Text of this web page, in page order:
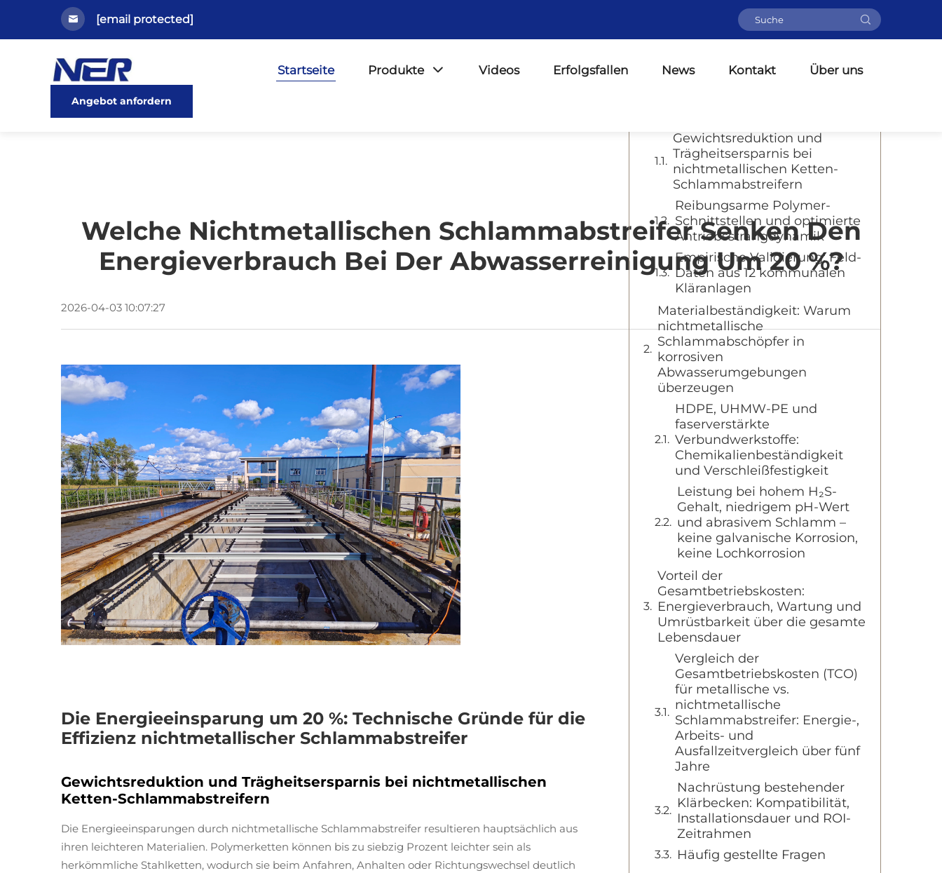
[email protected]
Startseite Produkte Videos Erfolgsfallen News Kontakt Über uns
Angebot anfordern
Welche Nichtmetallischen Schlammabstreifer Senken Den
Energieverbrauch Bei Der Abwasserreinigung Um 20 %?
2026-04-03 10:07:27
Die Energieeinsparung um 20 %: Technische Gründe für die
Effizienz nichtmetallischer Schlammabstreifer
Gewichtsreduktion und Trägheitsersparnis bei nichtmetallischen
Ketten-Schlammabstreifern
Die Energieeinsparungen durch nichtmetallische Schlammabstreifer resultieren hauptsächlich aus
ihren leichteren Materialien. Polymerketten können bis zu siebzig Prozent leichter sein als
herkömmliche Stahlketten, wodurch sie beim Anfahren, Anhalten oder Richtungswechsel deutlich
Inhaltsverzeichnis
Die Energieeinsparung um 20 %:
Gewichtsreduktion und
Trägheitsersparnis bei
nichtmetallischen Ketten-
Schlammabstreifern
Reibungsarme Polymer-
Schnittstellen und optimierte
Antriebsstrangdynamik
Empirische Validierung: Feld-
Daten aus 12 kommunalen
Kläranlagen
Materialbeständigkeit: Warum
nichtmetallische
Schlammabschöpfer in
korrosiven
Abwasserumgebungen
überzeugen
HDPE, UHMW-PE und
faserverstärkte
Verbundwerkstoffe:
Chemikalienbeständigkeit
und Verschleißfestigkeit
Leistung bei hohem H₂S-
Gehalt, niedrigem pH-Wert
und abrasivem Schlamm –
keine galvanische Korrosion,
keine Lochkorrosion
Vorteil der
Gesamtbetriebskosten:
Energieverbrauch, Wartung und
Umrüstbarkeit über die gesamte
Lebensdauer
Vergleich der
Gesamtbetriebskosten (TCO)
für metallische vs.
nichtmetallische
Schlammabstreifer: Energie-,
Arbeits- und
Ausfallzeitvergleich über fünf
Jahre
Nachrüstung bestehender
Klärbecken: Kompatibilität,
Installationsdauer und ROI-
Zeitrahmen
Häufig gestellte Fragen